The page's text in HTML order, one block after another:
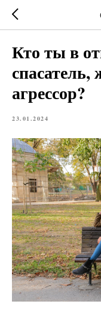
Кто ты в
агрессор?
23.01.2024